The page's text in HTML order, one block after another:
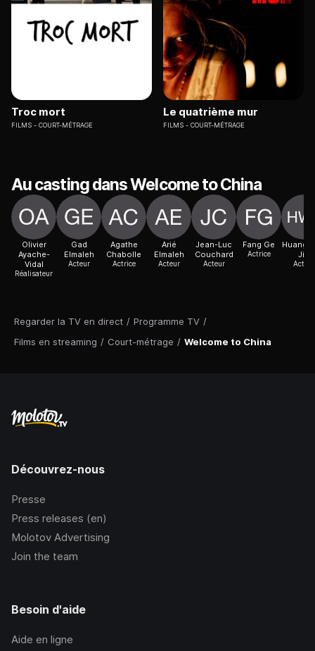
Regarder la TV en direct / Programme TV /
Films en streaming / Court-métrage / Welcome to China
Troc mort
FILMS COURT-MÉTRAGE
Le quatrième mur
FILMS COURT-MÉTRAGE
Au casting dans Welcome to China
Olivier
Ayache-
Vidal
Réalisateur
Gad
Elmaleh
Acteur
Agathe
Chabolle
Actrice
Arié
Elmaleh
Acteur
Jean-Luc
Couchard
Acteur
Fang Ge
Actrice
Huang
Jia
Acteur
Découvrez-nous
Presse
Press releases (en)
Molotov Advertising
Join the team
Besoin d'aide
Aide en ligne